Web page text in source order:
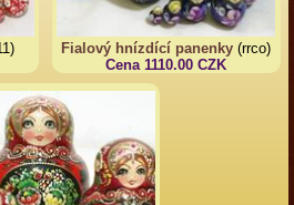
Fialový hnízdící panenky (rrco)
Cena 1110.00 CZK